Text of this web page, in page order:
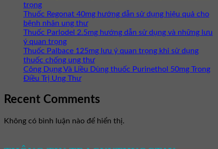
trọng
Thuốc Regonat 40mg hướng dẫn sử dụng hiệu quả cho
bệnh nhân ung thư
Thuốc Parlodel 2.5mg hướng dẫn sử dụng và những lưu
ý quan trọng
Thuốc Palbace 125mg lưu ý quan trọng khi sử dụng
thuốc chống ung thư
Công Dụng Và Liều Dùng thuốc Purinethol 50mg Trong
Điều Trị Ung Thư
Recent Comments
Không có bình luận nào để hiển thị.